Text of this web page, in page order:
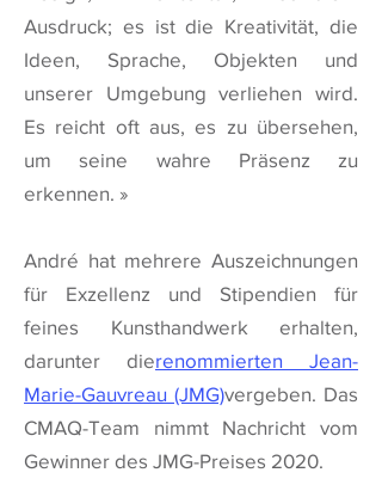
Ausdruck; es ist die Kreativität, die
Ideen, Sprache, Objekten und
unserer Umgebung verliehen wird.
Es reicht oft aus, es zu übersehen,
um seine wahre Präsenz zu
erkennen. »
André hat mehrere Auszeichnungen
für Exzellenz und Stipendien für
feines Kunsthandwerk erhalten,
darunter dierenommierten Jean-
Marie-Gauvreau (JMG)vergeben. Das
CMAQ-Team nimmt Nachricht vom
Gewinner des JMG-Preises 2020.